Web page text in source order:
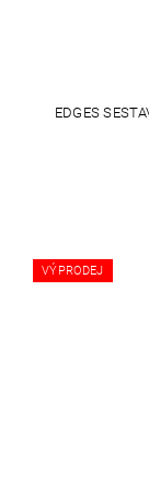
EDGES
VÝPRODEJ